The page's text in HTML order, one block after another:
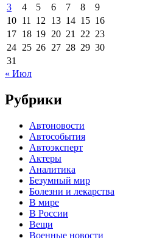
3
4 5 6 7 8
9
10 11 12 13 14 15 16
17 18 19 20 21 22 23
24 25 26 27 28 29 30
31
« Июл
Рубрики
Автоновости
Автособытия
Автоэксперт
Актеры
Аналитика
Безумный мир
Болезни и лекарства
В мире
В России
Вещи
Военные новости